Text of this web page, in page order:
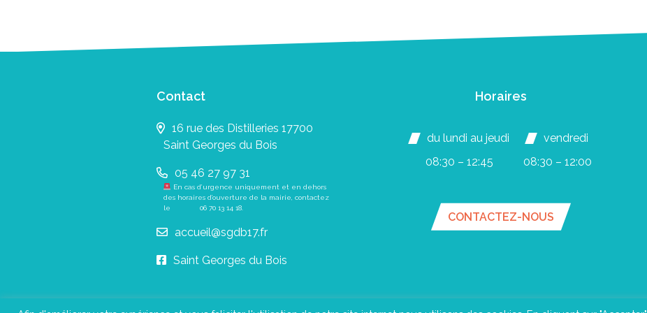
Contact
16 rue des Distilleries 17700
Saint Georges du Bois
05 46 27 97 31
En cas d’urgence uniquement et en dehors
des horaires d’ouverture de la mairie, contactez
le 06 70 13 14 18.
accueil@sgdb17.fr
Saint Georges du Bois
Horaires
du lundi au jeudi
08:30 – 12:45
vendredi
08:30 – 12:00
CONTACTEZ-NOUS